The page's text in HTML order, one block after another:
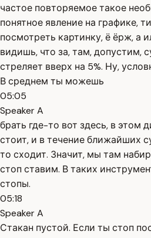
частое повторяемое такое
понятное явление на графике,
посмотреть картинку, ё ёрж, а
видишь, что за, там, допустим,
стреляет вверх на 5%. Ну,
В среднем ты можешь
05:05
Speaker A
брать где-то вот здесь, в этом
стоит, и в течение ближайших
то сходит. Значит, мы там
стоп ставим. В таких
стопы.
05:18
Speaker A
Стакан пустой. Если ты стоп